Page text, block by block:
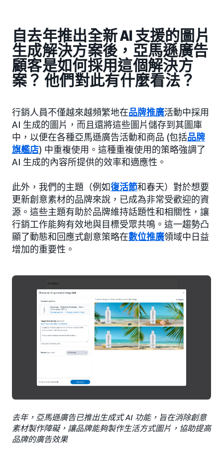
自去年推出全新 AI 支援的圖片
生成解決方案後，亞馬遜廣告
顧客是如何採用這個解決方
案？ 他們對此有什麼看法？
行銷人員不僅越來越頻繁地在品牌推廣活動中採用
AI 生成的圖片，而且還將這些圖片儲存到其圖庫
中，以便在各種亞馬遜廣告活動和商品 (包括品牌
旗艦店) 中重複使用。這種重複使用的策略強調了
AI 生成的內容所提供的效率和適應性。
此外，我們的主題（例如復活節和春天）對於想要
更新創意素材的品牌來說，已成為非常受歡迎的資
源。這些主題有助於品牌維持話題性和相關性，讓
行銷工作能夠有效地與目標受眾共鳴。這一趨勢凸
顯了動態和回應式創意策略在數位推廣領域中日益
增加的重要性。
去年，亞馬遜廣告已推出生成式 AI 功能，旨在消除創意
素材製作障礙，讓品牌能夠製作生活方式圖片，協助提高
品牌的廣告效果